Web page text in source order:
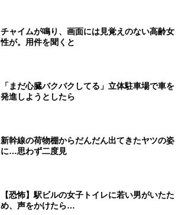
チャイムが鳴り、画面には見覚えのない高齢女
性が。用件を聞くと
「まだ心臓バクバクしてる」立体駐車場で車を
発進しようとしたら
新幹線の荷物棚からだんだん出てきたヤツの姿
に…思わず二度見
【恐怖】駅ビルの女子トイレに若い男がいたた
め、声をかけたら…